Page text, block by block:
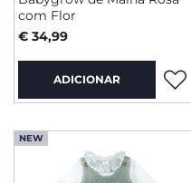
com Flor
€ 34,99
ADICIONAR
NEW